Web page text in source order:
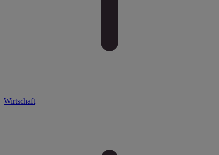
Wirtschaft